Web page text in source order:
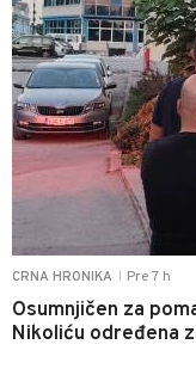
CRNA HRONIKA Pre 7 h
Osumnjičen za
Nikoliću određena